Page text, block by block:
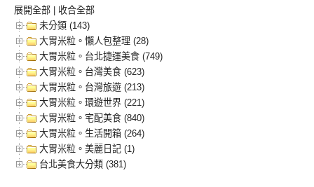
展開全部 | 收合全部
未分類 (143)
大胃米粒。懶人包整理 (28)
大胃米粒。台北捷運美食 (749)
大胃米粒。台灣美食 (623)
大胃米粒。台灣旅遊 (213)
大胃米粒。環遊世界 (221)
大胃米粒。宅配美食 (840)
大胃米粒。生活開箱 (264)
大胃米粒。美麗日記 (1)
台北美食大分類 (381)